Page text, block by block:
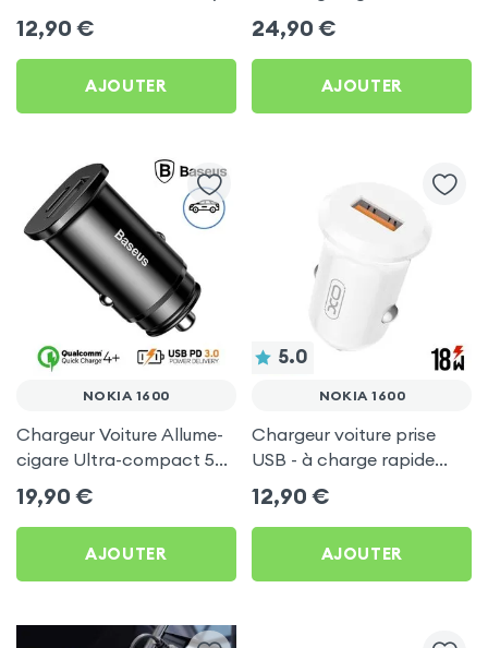
Noir pour Nokia 1600
12,90 €
AJOUTER
ports USB, charge rapide
2A - Noir pour Nokia 1600
24,90 €
AJOUTER
NOKIA 1600
Chargeur Voiture Allume-
cigare Ultra-compact 5A
avec port USB et USB
Type C by Baseus - Noir
pour Nokia 1600
19,90 €
AJOUTER
5.0
NOKIA 1600
Chargeur voiture prise
USB - à charge rapide
puissance 2A - XO pour
Nokia 1600
12,90 €
AJOUTER